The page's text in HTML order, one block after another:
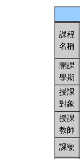
課程
名稱
開課
學期
授課
對象
授課
教師
課號